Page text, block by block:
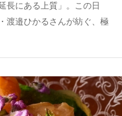
長にある上質」。この日
渡邉ひかるさんが紡ぐ、極